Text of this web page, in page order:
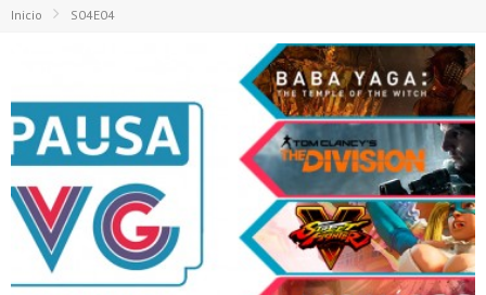
Opinión sobre The Last of Us y Left Behind
Presentación oficial de Gears Of War 4 en Argentina
Presentacion Watch Dogs 2 en Argentina
Inicio S04E04